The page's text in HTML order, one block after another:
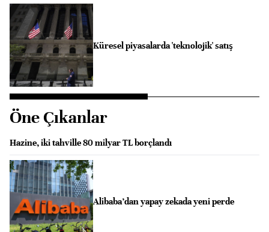
Küresel piyasalarda 'teknolojik' satış
Öne Çıkanlar
Hazine, iki tahville 80 milyar TL borçlandı
Alibaba’dan yapay zekada yeni perde